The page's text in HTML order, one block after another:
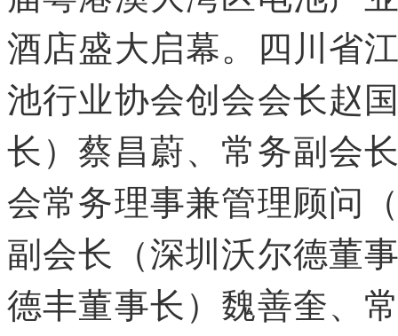
酒店盛大启幕。四川省
池行业协会创会会长赵
长）蔡昌蔚、常务副会
会常务理事兼管理顾问
副会长（深圳沃尔德董
德丰董事长）魏善奎、